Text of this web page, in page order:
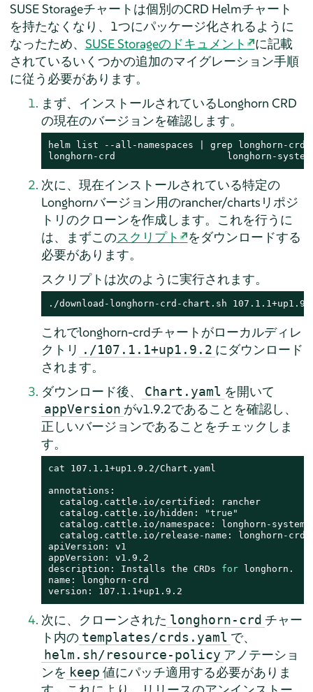
SUSE Storageチャートは個別のCRD Helmチャート
を持たなくなり、1つにパッケージ化されるように
なったため、 SUSE Storageのドキュメント
に記載
されているいくつかの追加のマイグレーション手順
に従う必要があります。
まず、インストールされているLonghorn CRD
の現在のバージョンを確認します。
helm list --all-namespaces | grep longhorn-crd
longhorn-crd                    longhorn-system
次に、現在インストールされている特定の
Longhornバージョン用のrancher/chartsリポジ
トリのクローンを作成します。これを行うに
は、まずこのスクリプト
をダウンロードする
必要があります。
スクリプトは次のように実行されます。
./download-longhorn-crd-chart.sh
これでlonghorn-crdチャートがローカルディレ
クトリ ./107.1.1+up1.9.2 にダウンロード
されます。
ダウンロード後、
Chart.yaml を開いて
appVersion がv1.9.2であることを確認し、
正しいバージョンであることをチェックしま
す。
cat 107.1.1+up1.9.2/Chart.yaml
annotations:
  catalog.cattle.io/certified: rancher
  catalog.cattle.io/hidden:
"true"
  catalog.cattle.io/namespace: longhorn-system
  catalog.cattle.io/release-name: longhorn-crd
apiVersion: v1
appVersion: v1.9.2
description: Installs the CRDs for longhorn.
name: longhorn-crd
version: 107.1.1+up1.9.2
次に、クローンされた longhorn-crd チャー
ト内の templates/crds.yaml で、
helm.sh/resource-policy アノテーショ
ンを keep 値にパッチ適用する必要がありま